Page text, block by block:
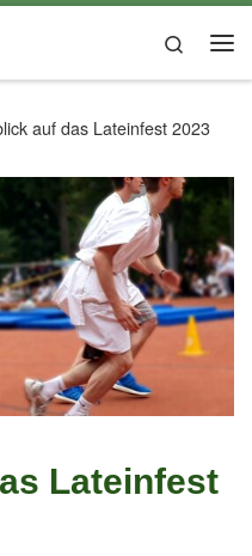
Search
auf das Lateinfest 2023
Lateinfest